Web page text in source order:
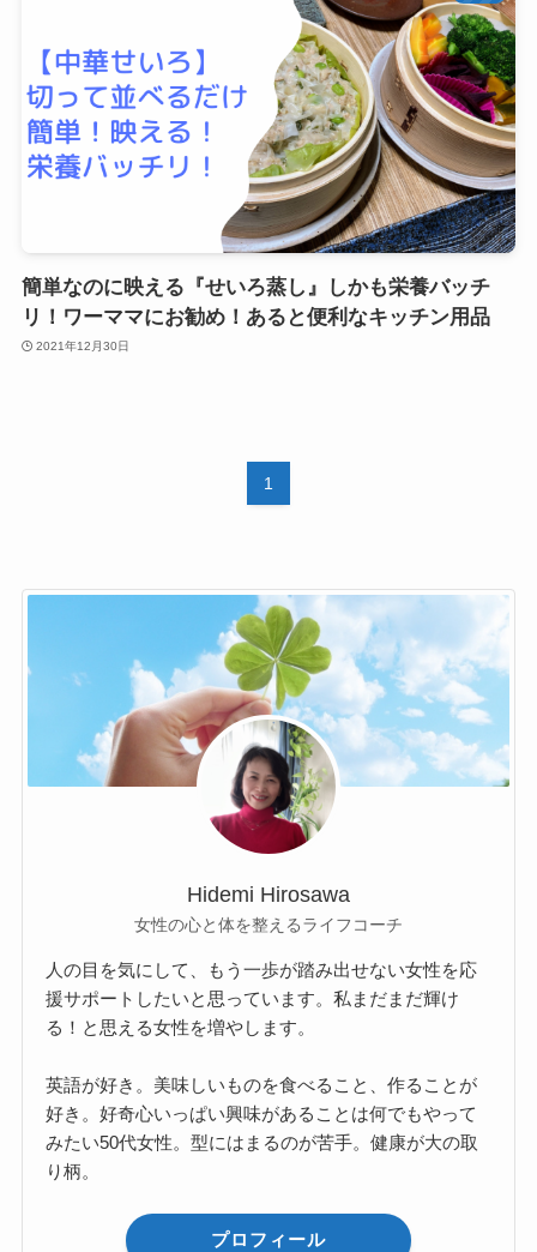
簡単なのに映える『せいろ蒸し』しかも栄養バッチ
リ！ワーママにお勧め！あると便利なキッチン用品
2021年12月30日
1
Hidemi Hirosawa
女性の心と体を整えるライフコーチ
人の目を気にして、もう一歩が踏み出せない女性を応
援サポートしたいと思っています。私まだまだ輝け
る！と思える女性を増やします。
英語が好き。美味しいものを食べること、作ることが
好き。好奇心いっぱい興味があることは何でもやって
みたい50代女性。型にはまるのが苦手。健康が大の取
り柄。
プロフィール